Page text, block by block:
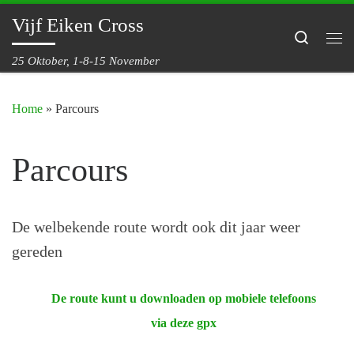
Ga naar inhoud
Vijf Eiken Cross
25 Oktober, 1-8-15 November
Search
Home » Parcours
Parcours
De welbekende route wordt ook dit jaar weer
gereden
De route kunt u downloaden op mobiele telefoons
via deze gpx